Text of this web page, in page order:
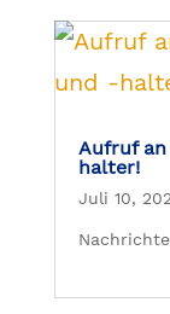
Aufruf
halter!
Juli 10,